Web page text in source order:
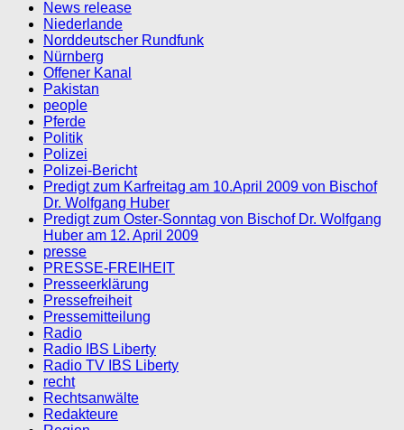
News release
Niederlande
Norddeutscher Rundfunk
Nürnberg
Offener Kanal
Pakistan
people
Pferde
Politik
Polizei
Polizei-Bericht
Predigt zum Karfreitag am 10.April 2009 von Bischof
Dr. Wolfgang Huber
Predigt zum Oster-Sonntag von Bischof Dr. Wolfgang
Huber am 12. April 2009
presse
PRESSE-FREIHEIT
Presseerklärung
Pressefreiheit
Pressemitteilung
Radio
Radio IBS Liberty
Radio TV IBS Liberty
recht
Rechtsanwälte
Redakteure